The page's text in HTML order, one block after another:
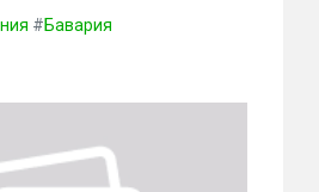
#Бавария